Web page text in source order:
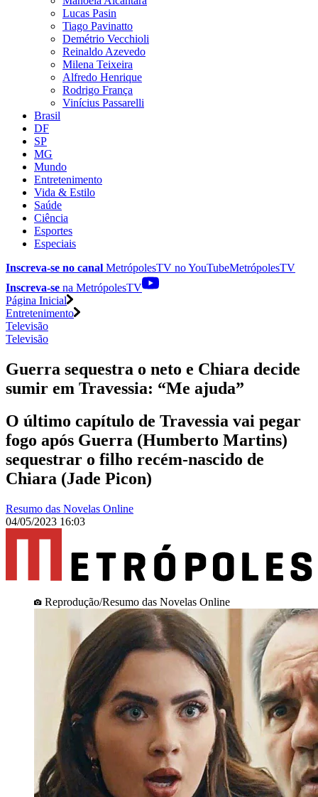
Lucas Pasin
Tiago Pavinatto
Demétrio Vecchioli
Reinaldo Azevedo
Milena Teixeira
Alfredo Henrique
Rodrigo França
Vinícius Passarelli
Brasil
DF
SP
MG
Mundo
Entretenimento
Vida & Estilo
Saúde
Ciência
Esportes
Especiais
Inscreva-se no canal MetrópolesTV noYouTubeMetrópolesTV
Inscreva-se na MetrópolesTV
Página Inicial
Entretenimento
Televisão
Televisão
Guerra sequestra o neto e Chiara decide
sumir em Travessia: “Me ajuda”
O último capítulo de Travessia vai pegar
fogo após Guerra (Humberto Martins)
sequestrar o filho recém-nascido de
Chiara (Jade Picon)
Resumo das Novelas Online
04/05/2023 16:03
Reprodução/Resumo das Novelas Online